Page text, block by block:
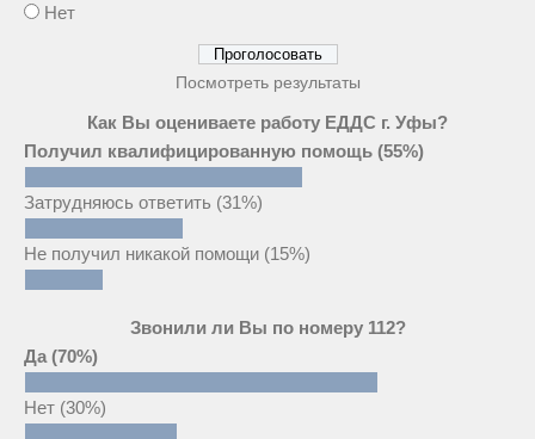
Нет
Посмотреть результаты
Как Вы оцениваете работу ЕДДС г. Уфы?
Получил квалифицированную помощь (55%)
Затрудняюсь ответить (31%)
Не получил никакой помощи (15%)
Звонили ли Вы по номеру 112?
Да (70%)
Нет (30%)